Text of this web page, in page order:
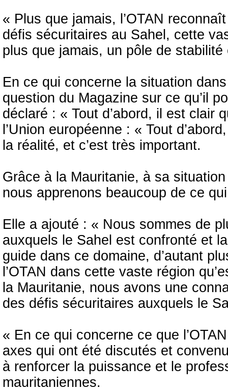
« Plus que jamais, l’OTAN
défis sécuritaires au Sahel, cette
plus que jamais, un pôle de
En ce qui concerne la situation
question du Magazine sur ce qu’il
déclaré : « Tout d’abord, il est clair
l’Union européenne : « Tout
la réalité, et c’est très important.
Grâce à la Mauritanie, à sa
nous apprenons beaucoup de ce
Elle a ajouté : « Nous sommes de
auxquels le Sahel est confronté et
guide dans ce domaine, d’autant
l’OTAN dans cette vaste région
la Mauritanie, nous avons une
des défis sécuritaires auxquels le
« En ce qui concerne ce que
axes qui ont été discutés et
à renforcer la puissance et le
mauritaniennes.